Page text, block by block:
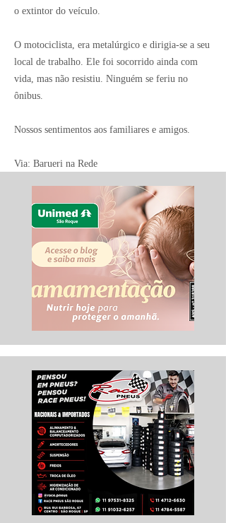
o extintor do veículo.
O motociclista, era metalúrgico e dirigia-se a seu
local de trabalho. Ele foi socorrido ainda com
vida, mas não resistiu. Ninguém se feriu no
ônibus.
Nossos sentimentos aos familiares e amigos.
Via: Barueri na Rede